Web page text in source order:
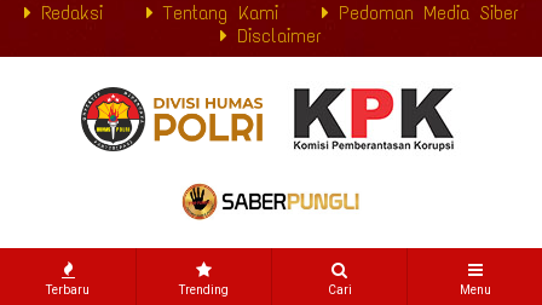
Terbaru Trending Cari Menu
Redaksi Tentang Kami
Pedoman Media Siber
Disclaimer